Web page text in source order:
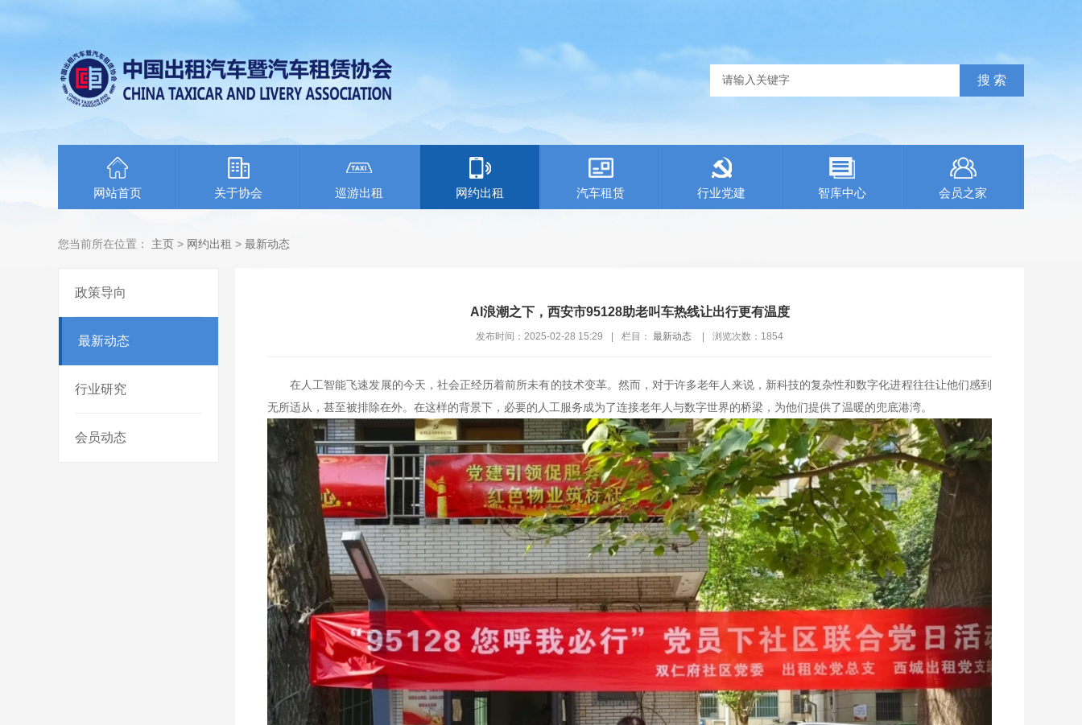
网站首页 关于协会 巡游出租 网约出租 汽车租赁 行业党建 智库中心 会员之家
您当前所在位置： 主页 > 网约出租 > 最新动态
政策导向
最新动态
行业研究
会员动态
AI浪潮之下，西安市95128助老叫车热线让出行更有温度
发布时间：2025-02-28 15:29 栏目： 最新动态 浏览次数： 1854
在人工智能飞速发展的今天，社会正经历着前所未有的技术变革。然而，对于许多老年人来说，新科技的复杂性和数字化进程往往让他们感到
无所适从，甚至被排除在外。在这样的背景下，必要的人工服务成为了连接老年人与数字世界的桥梁，为他们提供了温暖的兜底港湾。